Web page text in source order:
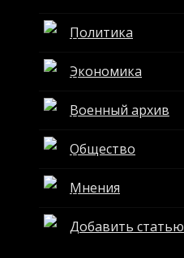
Политика
Экономика
Военный архив
Общество
Мнения
Добавить статью